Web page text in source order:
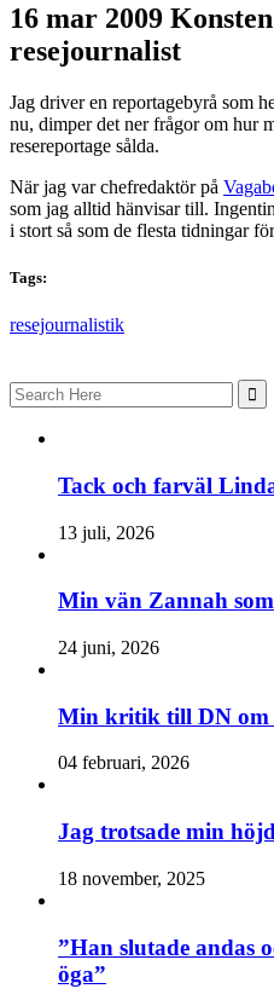
16 mar 2009
resejournalist
Jag driver en reportagebyrå som
nu, dimper det ner frågor om hur
resereportage sålda.
När jag var chefredaktör på
som jag alltid hänvisar till.
i stort så som de flesta tidningar
Tags:
resejournalistik
Search
for:
Tack och farväl
13 juli, 2026
Min vän Zannah
24 juni, 2026
Min kritik till DN om
04 februari, 2026
Jag trotsade min
18 november, 2025
”Han slutade andas
öga”